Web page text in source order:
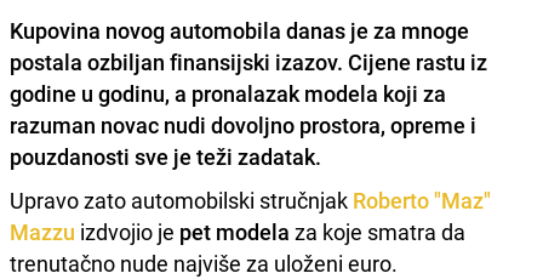
Kupovina novog automobila danas je za mnoge
postala ozbiljan finansijski izazov. Cijene rastu iz
godine u godinu, a pronalazak modela koji za
razuman novac nudi dovoljno prostora, opreme i
pouzdanosti sve je teži zadatak.
Upravo zato automobilski stručnjak Roberto "Maz"
Mazzu izdvojio je pet modela za koje smatra da
trenutačno nude najviše za uloženi euro.